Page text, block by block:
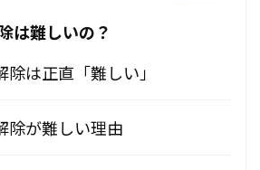
は難しいの？
除は正直「難しい」
除が難しい理由